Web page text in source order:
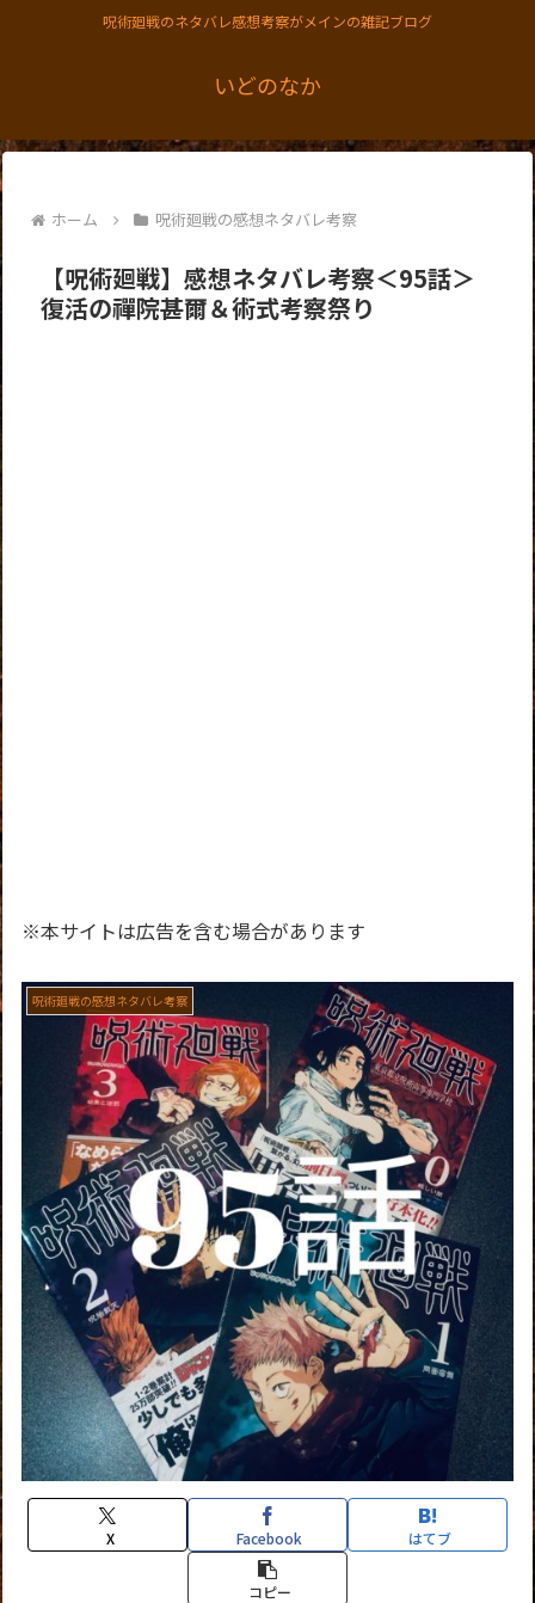
呪術廻戦のネタバレ感想考察がメインの雑記ブログ
いどのなか
ホーム 呪術廻戦の感想ネタバレ考察
【呪術廻戦】感想ネタバレ考察＜95話＞
復活の禪院甚爾＆術式考察祭り
※本サイトは広告を含む場合があります
呪術廻戦の感想ネタバレ考察
X Facebook はてブ
コピー